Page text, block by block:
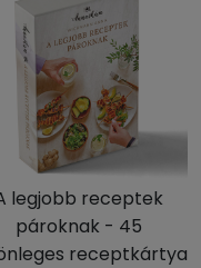
legjobb receptek
pároknak - 45
receptkártya